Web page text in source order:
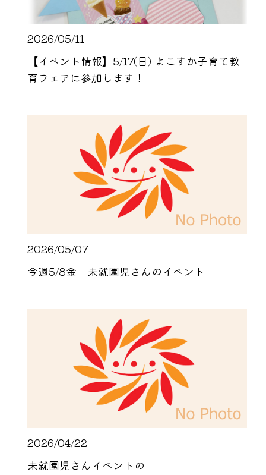
2026/05/11
【イベント情報】5/17(日) よこすか子育て教
育フェアに参加します！
2026/05/07
今週5/8金 未就園児さんのイベント
2026/04/22
未就園児さんイベントの